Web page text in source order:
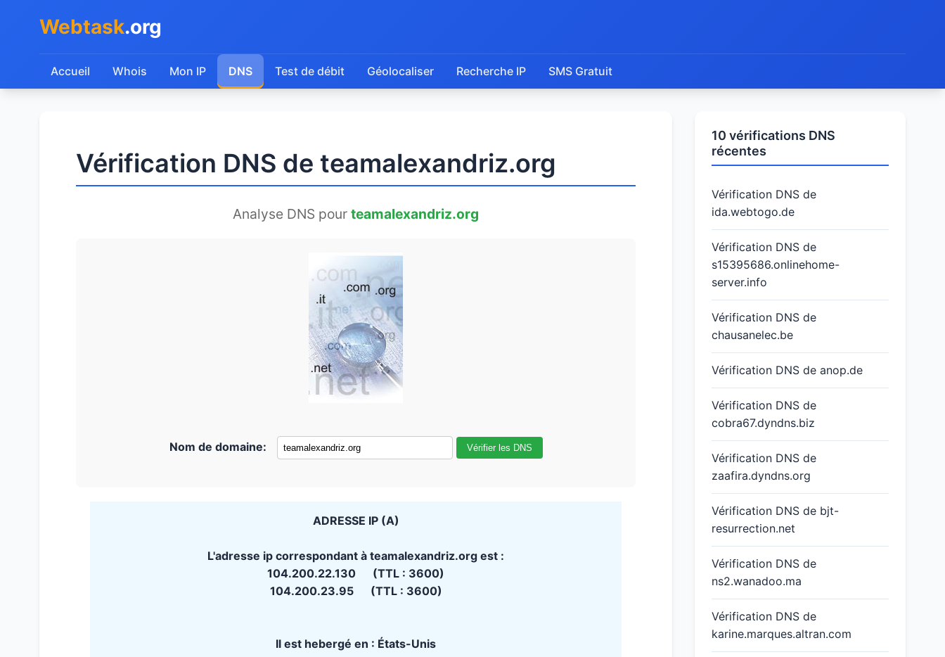
Webtask.org
Accueil Whois Mon IP DNS Test de débit Géolocaliser Recherche IP SMS Gratuit
Vérification DNS de teamalexandriz.org
Analyse DNS pour teamalexandriz.org
Nom de domaine: Vérifier les DNS
ADRESSE IP (A)
L'adresse ip correspondant à teamalexandriz.org est :
104.200.22.130 (TTL : 3600)
104.200.23.95 (TTL : 3600)
Il est hebergé en : États-Unis
10 vérifications DNS
récentes
Vérification DNS de
ida.webtogo.de
Vérification DNS de
s15395686.onlinehome-
server.info
Vérification DNS de
chausanelec.be
Vérification DNS de anop.de
Vérification DNS de
cobra67.dyndns.biz
Vérification DNS de
zaafira.dyndns.org
Vérification DNS de bjt-
resurrection.net
Vérification DNS de
ns2.wanadoo.ma
Vérification DNS de
karine.marques.altran.com